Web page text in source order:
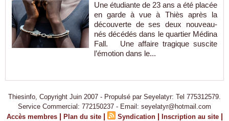
Une étudiante de 23 ans a été placée
en garde à vue à Thiès après la
découverte de ses deux nouveau-
nés décédés dans le quartier Médina
Fall. Une affaire tragique suscite
l’émotion dans le...
Thiesinfo, Copyright Juin 2007 - Propulsé par Seyelatyr: Tel 775312579.
Service Commercial: 772150237 - Email: seyelatyr@hotmail.com
Accès membres | Plan du site | Syndication | Inscription au site |